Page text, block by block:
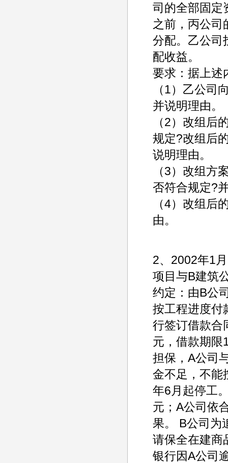
司的全部固定
之前，丙公司
分配。乙公司
配收益。
要求：据上述
（1）乙公司
并说明理由。
（2）改组后
规定?改组后
说明理由。
（3）改组方
否符合规定?
（4）改组后
由。
2、2002年1
项目与B建筑
约定：由B公
按工程进度付
行签订借款合
元，借款期限
担保，A公司
金不足，不能
年6月起停工
元；A公司依
果。 B公司为
请保全在建商
银行因A公司